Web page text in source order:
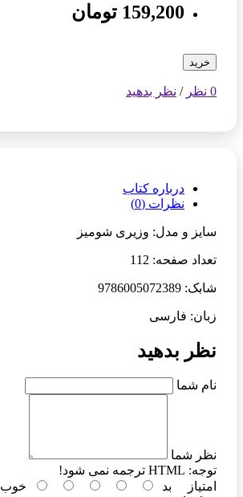
159,200 تومان
خرید
0 نظر / نظر بدهید
درباره کتاب
نظرات (0)
سایز و مدل: وزیری شومیز
تعداد صفحه: 112
شابک: 9786005072389
زبان: فارسی
نظر بدهید
نام شما
نظر شما
توجه:
امتیاز
بد
خوب